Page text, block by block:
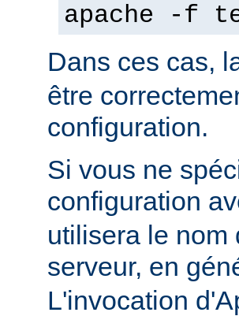
apache -f
Dans ces cas,
être
configuration.
Si vous ne
configuration
utilisera le nom
serveur, en
L'invocation